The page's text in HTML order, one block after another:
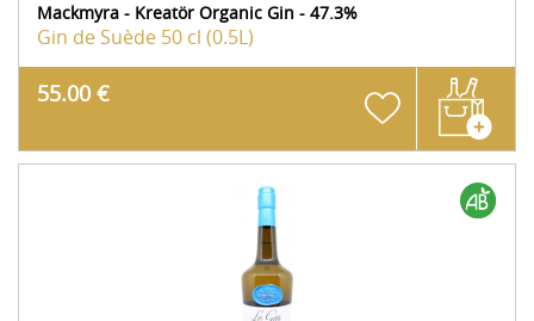
Mackmyra - Kreatör Organic Gin - 47.3%
Gin de Suède 50 cl (0.5L)
55.00 €